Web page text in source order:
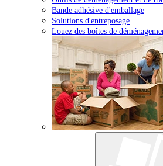
Bande adhésive d'emballage
Solutions d'entreposage
Louez des boîtes de